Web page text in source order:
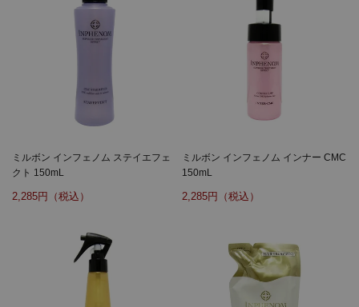
ミルボン インフェノム ステイエフェ
クト 150mL
2,285
ミルボン インフェノム インナー CMC
150mL
2,285